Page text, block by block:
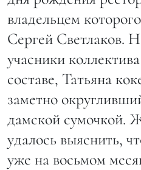
владельцем
Сергей Светлаков.
учасники
составе, Татьяна
заметно
дамской сумочкой.
удалось выяснить,
уже на восьмом